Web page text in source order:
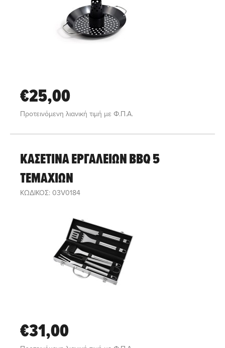
€25,00
Προτεινόμενη λιανική τιμή με Φ.Π.Α.
ΚΑΣΕΤΙΝΑ ΕΡΓΑΛΕΙΩΝ BBQ 5
ΤΕΜΑΧΙΩΝ
ΚΩΔΙΚΟΣ: 03V0184
€31,00